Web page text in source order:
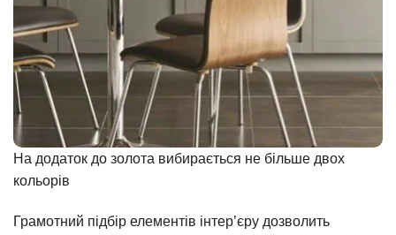
На додаток до золота вибирається не більше двох
кольорів
Грамотний підбір елементів інтер’єру дозволить